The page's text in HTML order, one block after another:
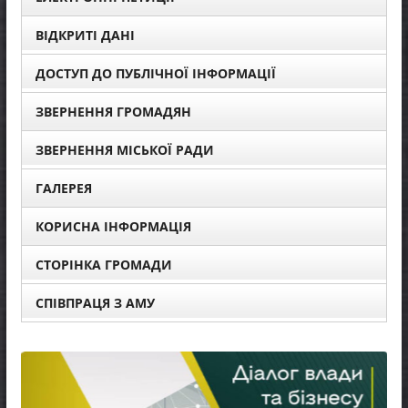
ВІДКРИТІ ДАНІ
ДОСТУП ДО ПУБЛІЧНОЇ ІНФОРМАЦІЇ
ЗВЕРНЕННЯ ГРОМАДЯН
ЗВЕРНЕННЯ МІСЬКОЇ РАДИ
ГАЛЕРЕЯ
КОРИСНА ІНФОРМАЦІЯ
СТОРІНКА ГРОМАДИ
СПІВПРАЦЯ З АМУ